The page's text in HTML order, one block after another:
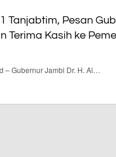
Tanjabtim, Pesan
Terima Kasih ke
– Gubernur Jambi Dr. H. Al…